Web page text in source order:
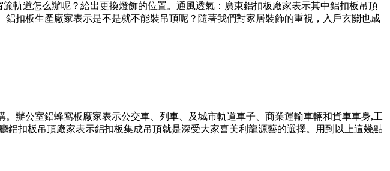
軌道怎么辦呢？給出更換燈飾的位置。通風透氣：廣東鋁扣板廠家表示其中鋁扣板吊頂
扣板生產廠家表示是不是就不能裝吊頂呢？隨著我們對家居裝飾的重視，入戶玄關也成
辦公室鋁蜂窩板廠家表示公交車、列車、及城市軌道車子、商業運輸車輛和貨車車身,工
扣板吊頂廠家表示鋁扣板集成吊頂就是深受大家喜美利龍源藝的選擇。用到以上這幾點